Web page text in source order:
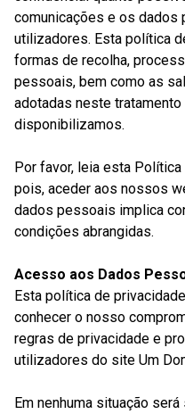
comunicações e os
utilizadores. Esta política
formas de recolha,
pessoais, bem como as
adotadas neste
disponibilizamos.
Por favor, leia esta
pois, aceder aos nossos
dados pessoais implica
condições abrangidas.
Acesso aos Dados
Esta política de
conhecer o nosso
regras de privacidade e
utilizadores do site Um
Em nenhuma situação